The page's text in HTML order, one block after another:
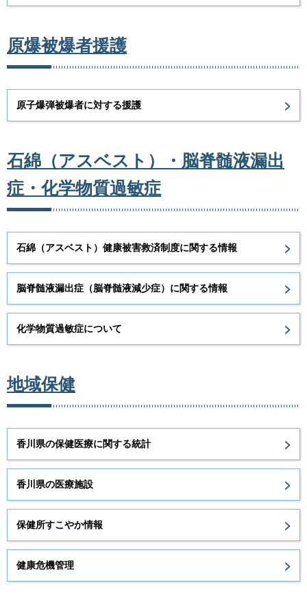
原爆被爆者援護
原子爆弾被爆者に対する援護
石綿（アスベスト）・脳脊髄液漏出
症・化学物質過敏症
石綿（アスベスト）健康被害救済制度に関する情報
脳脊髄液漏出症（脳脊髄液減少症）に関する情報
化学物質過敏症について
地域保健
香川県の保健医療に関する統計
香川県の医療施設
保健所すこやか情報
健康危機管理